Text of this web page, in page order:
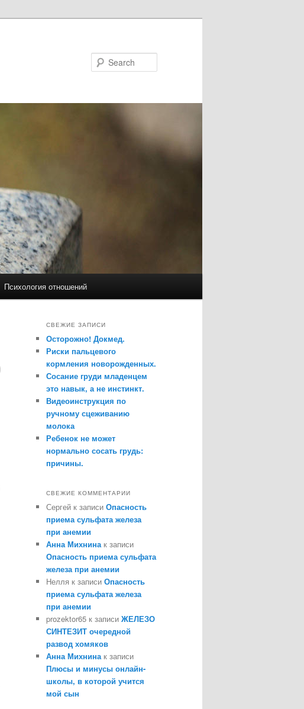
Психология отношений
СВЕЖИЕ ЗАПИСИ
Осторожно! Докмед.
Риски пальцевого
кормления новорожденных.
Сосание груди младенцем
это навык, а не инстинкт.
Видеоинструкция по
ручному сцеживанию
молока
Ребенок не может
нормально сосать грудь:
причины.
СВЕЖИЕ КОММЕНТАРИИ
Сергей к записи Опасность
приема сульфата железа
при анемии
Анна Михнина к записи
Опасность приема сульфата
железа при анемии
Нелля к записи Опасность
приема сульфата железа
при анемии
prozektor65 к записи ЖЕЛЕЗО
СИНТЕЗИТ очередной
развод хомяков
Анна Михнина к записи
Плюсы и минусы онлайн-
школы, в которой учится
мой сын